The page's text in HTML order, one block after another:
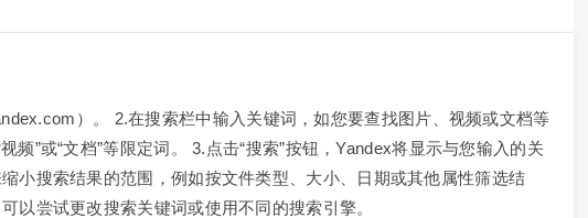
）。 2.在搜索栏中输入关键词，如您要查找图片、视频或文档等
频”或“文档”等限定词。 3.点击“搜索”按钮，Yandex将显示与您输入的关
小搜索结果的范围，例如按文件类型、大小、日期或其他属性筛选结
以尝试更改搜索关键词或使用不同的搜索引擎。